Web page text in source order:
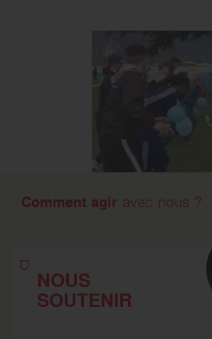
Comment agir avec nous ?
NOUS
SOUTENIR